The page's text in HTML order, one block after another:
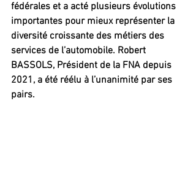
fédérales et a acté plusieurs évolutions
importantes pour mieux représenter la
diversité croissante des métiers des
services de l’automobile. Robert
BASSOLS, Président de la FNA depuis
2021, a été réélu à l’unanimité par ses
pairs.